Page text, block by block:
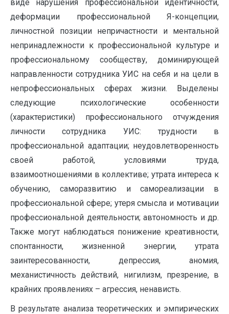
виде нарушения профессиональной идентичности,
деформации профессиональной Я-концепции,
личностной позиции непричастности и ментальной
непринадлежности к профессиональной культуре и
профессиональному сообществу, доминирующей
направленности сотрудника УИС на себя и на цели в
непрофессиональных сферах жизни. Выделены
следующие психологические особенности
(характеристики) профессионального отчуждения
личности сотрудника УИС: трудности в
профессиональной адаптации; неудовлетворенность
своей работой, условиями труда,
взаимоотношениями в коллективе; утрата интереса к
обучению, саморазвитию и самореализации в
профессиональной сфере; утеря смысла и мотивации
профессиональной деятельности; автономность и др.
Также могут наблюдаться понижение креативности,
спонтанности, жизненной энергии, утрата
заинтересованности, депрессия, аномия,
механистичность действий, нигилизм, презрение, в
крайних проявлениях – агрессия, ненависть.
В результате анализа теоретических и эмпирических